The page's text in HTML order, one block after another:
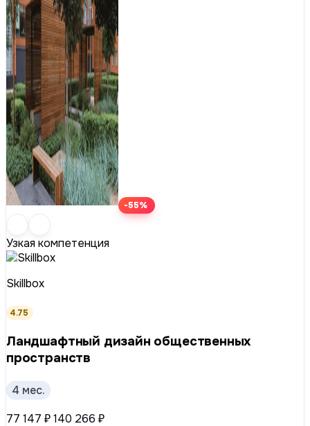
-55%
Узкая компетенция
Skillbox
4.75
Ландшафтный дизайн общественных
пространств
4 мес.
77 147 ₽140 266 ₽